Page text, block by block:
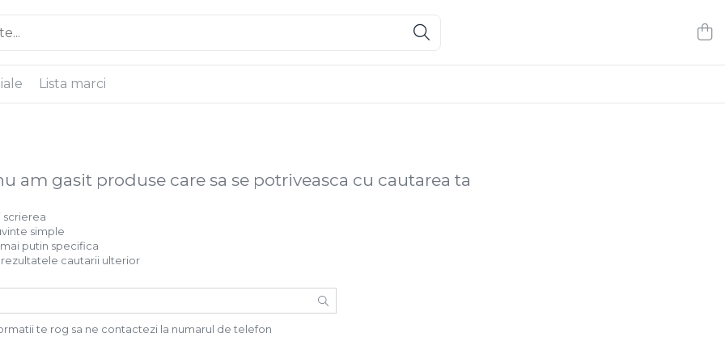
Lista marci
am gasit produse care sa se potriveasca cu cautarea ta
scrierea
simple
putin specifica
cautarii ulterior
te rog sa ne contactezi la numarul de telefon